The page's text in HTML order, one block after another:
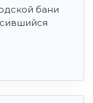
бани